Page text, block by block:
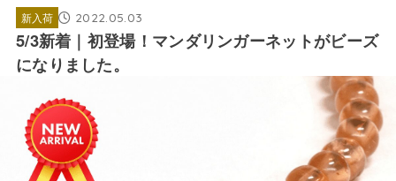
新入荷 2022.05.03
5/3新着｜初登場！マンダリンガーネットがビーズ
になりました。